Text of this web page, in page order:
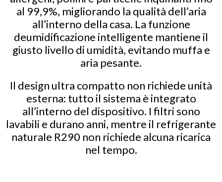
al 99,9%, migliorando la qualità dell’aria
all’interno della casa. La funzione
deumidificazione intelligente mantiene il
giusto livello di umidità, evitando muffa e
aria pesante.
Il design ultra compatto non richiede unità
esterna: tutto il sistema è integrato
all’interno del dispositivo. I filtri sono
lavabili e durano anni, mentre il refrigerante
naturale R290 non richiede alcuna ricarica
nel tempo.